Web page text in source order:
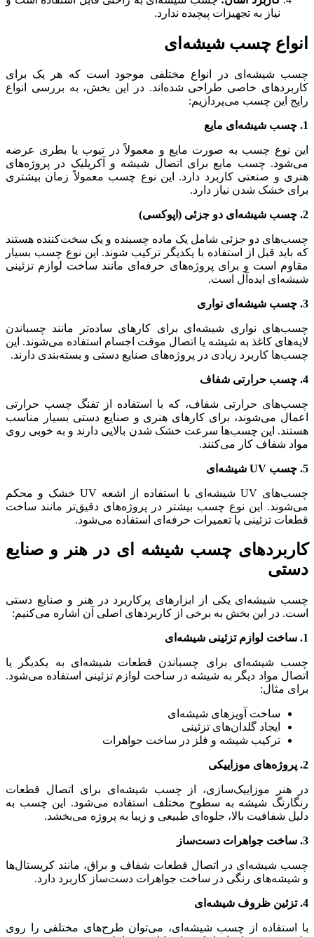
نیاز به تجهیزات پیچیده ندارد.
انواع چسب شیشه‌ای
چسب شیشه‌ای در انواع مختلفی موجود است که هر یک برای
کاربردهای خاصی طراحی شده‌اند. در این بخش، به بررسی انواع
رایج این چسب می‌پردازیم:
1. چسب شیشه‌ای مایع
این نوع چسب به صورت مایع و معمولاً در تیوب یا بطری عرضه
می‌شود. چسب مایع برای اتصال شیشه و آکریلیک در پروژه‌های
هنری و صنعتی کاربرد دارد. این نوع چسب معمولاً زمان بیشتری
برای خشک شدن نیاز دارد.
2. چسب شیشه‌ای دو جزئی (اپوکسی)
چسب‌های دو جزئی شامل یک ماده چسبنده و یک سخت‌کننده هستند
که باید قبل از استفاده با یکدیگر ترکیب شوند. این نوع چسب بسیار
مقاوم است و برای پروژه‌های حرفه‌ای مانند ساخت لوازم تزئینی
شیشه‌ای ایده‌آل است.
3. چسب شیشه‌ای نواری
چسب‌های نواری شیشه‌ای برای کارهای ساده‌تر مانند چسباندن
لایه‌های کاغذ به شیشه یا اتصال موقت اجسام استفاده می‌شوند. این
چسب‌ها کاربرد زیادی در پروژه‌های صنایع دستی و بسته‌بندی دارند.
4. چسب حرارتی شفاف
چسب‌های حرارتی شفاف، که با استفاده از تفنگ چسب حرارتی
اعمال می‌شوند، برای کارهای هنری و صنایع دستی بسیار مناسب
هستند. این چسب‌ها سرعت خشک شدن بالایی دارند و به خوبی روی
مواد شفاف کار می‌کنند.
5. چسب UV شیشه‌ای
چسب‌های UV شیشه‌ای با استفاده از اشعه UV خشک و محکم
می‌شوند. این نوع چسب بیشتر در پروژه‌های دقیق‌تر مانند ساخت
قطعات تزئینی یا تعمیرات حرفه‌ای استفاده می‌شود.
کاربردهای چسب شیشه‌ ای در هنر و صنایع
دستی
چسب شیشه‌ای یکی از ابزارهای پرکاربرد در هنر و صنایع دستی
است. در این بخش به برخی از کاربردهای اصلی آن اشاره می‌کنیم:
1. ساخت لوازم تزئینی شیشه‌ای
چسب شیشه‌ای برای چسباندن قطعات شیشه‌ای به یکدیگر یا
اتصال مواد دیگر به شیشه در ساخت لوازم تزئینی استفاده می‌شود.
برای مثال:
ساخت آویزهای شیشه‌ای
ایجاد گلدان‌های تزئینی
ترکیب شیشه و فلز در ساخت جواهرات
2. پروژه‌های موزاییکی
در هنر موزاییک‌سازی، از چسب شیشه‌ای برای اتصال قطعات
رنگارنگ شیشه به سطوح مختلف استفاده می‌شود. این چسب به
دلیل شفافیت بالا، جلوه‌ای طبیعی و زیبا به پروژه می‌بخشد.
3. ساخت جواهرات دست‌ساز
چسب شیشه‌ای در اتصال قطعات شفاف و براق، مانند کریستال‌ها
و شیشه‌های رنگی در ساخت جواهرات دست‌ساز کاربرد دارد.
4. تزئین ظروف شیشه‌ای
با استفاده از چسب شیشه‌ای، می‌توان طرح‌های مختلفی را روی